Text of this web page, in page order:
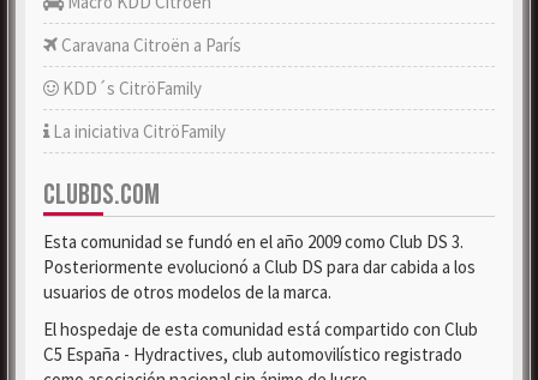
Caravana Citroën a París
KDD´s CitröFamily
La iniciativa CitröFamily
CLUBDS.COM
Esta comunidad se fundó en el año 2009 como Club DS 3.
Posteriormente evolucionó a Club DS para dar cabida a los
usuarios de otros modelos de la marca.
El hospedaje de esta comunidad está compartido con Club
C5 España - Hydractives, club automovilístico registrado